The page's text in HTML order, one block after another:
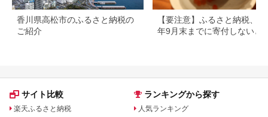
香川県高松市のふるさと納税の
ご紹介
【要注意】ふるさと納税、
年9月末までに寄付しないと
サイト比較
楽天ふるさと納税
ランキングから探す
人気ランキング